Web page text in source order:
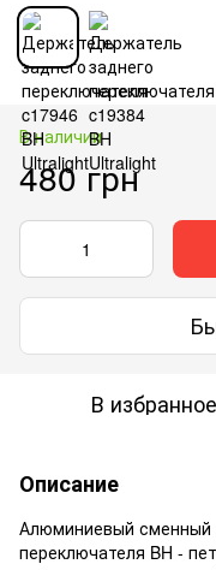
В наличии
480 грн
В избранное
Описание
Алюминиевый сменный
переключателя BH -